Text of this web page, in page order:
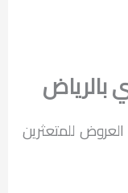
للمتعثرين